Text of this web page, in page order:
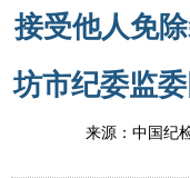
接受他人免
坊市纪委监
来源：中国纪